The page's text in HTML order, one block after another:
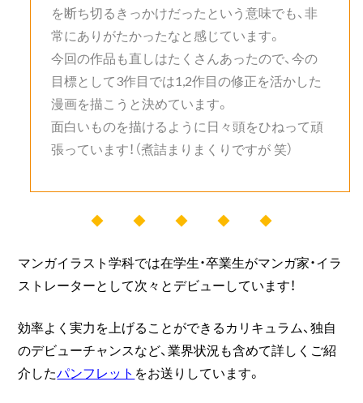
を断ち切るきっかけだったという意味でも、非
常にありがたかったなと感じています。
今回の作品も直しはたくさんあったので、今の
目標として3作目では1,2作目の修正を活かした
漫画を描こうと決めています。
面白いものを描けるように日々頭をひねって頑
張っています！（煮詰まりまくりですが 笑）
◆ ◆ ◆ ◆ ◆
マンガイラスト学科では在学生・卒業生がマンガ家・イラ
ストレーターとして次々とデビューしています！
効率よく実力を上げることができるカリキュラム、独自
のデビューチャンスなど、業界状況も含めて詳しくご紹
介したパンフレット をお送りしています。